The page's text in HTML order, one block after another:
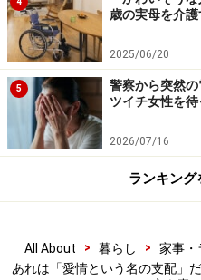
母も10年前まではパート
トを辞めてから、「仕事」
なった。仕事というものが
像もしなくなったようだ。
「忙しい時期が続いて、
いているのに、『疲れて
と気楽に言うわけですよ
て言うから言い返したく
歳の実母を介
2025/06/20
5
警察から突然
ツイチ女性を待
2026/07/16
ランキング
All About > 暮らし > 家事・
あれは「愛情という名の支配」